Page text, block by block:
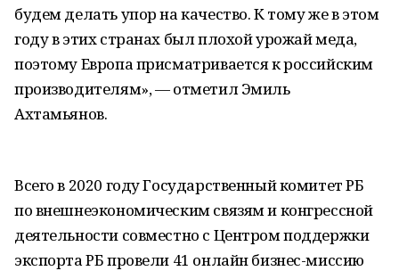
будем делать упор на качество. К тому же в этом
году в этих странах был плохой урожай меда,
поэтому Европа присматривается к российским
производителям», — отметил Эмиль
Ахтамьянов.
Всего в 2020 году Государственный комитет РБ
по внешнеэкономическим связям и конгрессной
деятельности совместно с Центром поддержки
экспорта РБ провели 41 онлайн бизнес-миссию